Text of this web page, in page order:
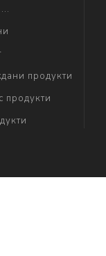
продукти
продукти